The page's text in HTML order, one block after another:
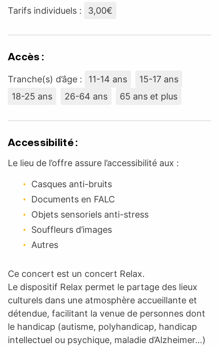
Tarifs individuels : 3,00€
Accès :
Tranche(s) d’âge : 11-14 ans
15-17 ans
18-25 ans
26-64 ans 65 ans et plus
Accessibilité :
Le lieu de l’offre assure l’accessibilité aux :
Casques anti-bruits
Documents en FALC
Objets sensoriels anti-stress
Souffleurs d’images
Autres
Ce concert est un concert Relax.
Le dispositif Relax permet le partage des lieux
culturels dans une atmosphère accueillante et
détendue, facilitant la venue de personnes dont
le handicap (autisme, polyhandicap, handicap
intellectuel ou psychique, maladie d’Alzheimer…)